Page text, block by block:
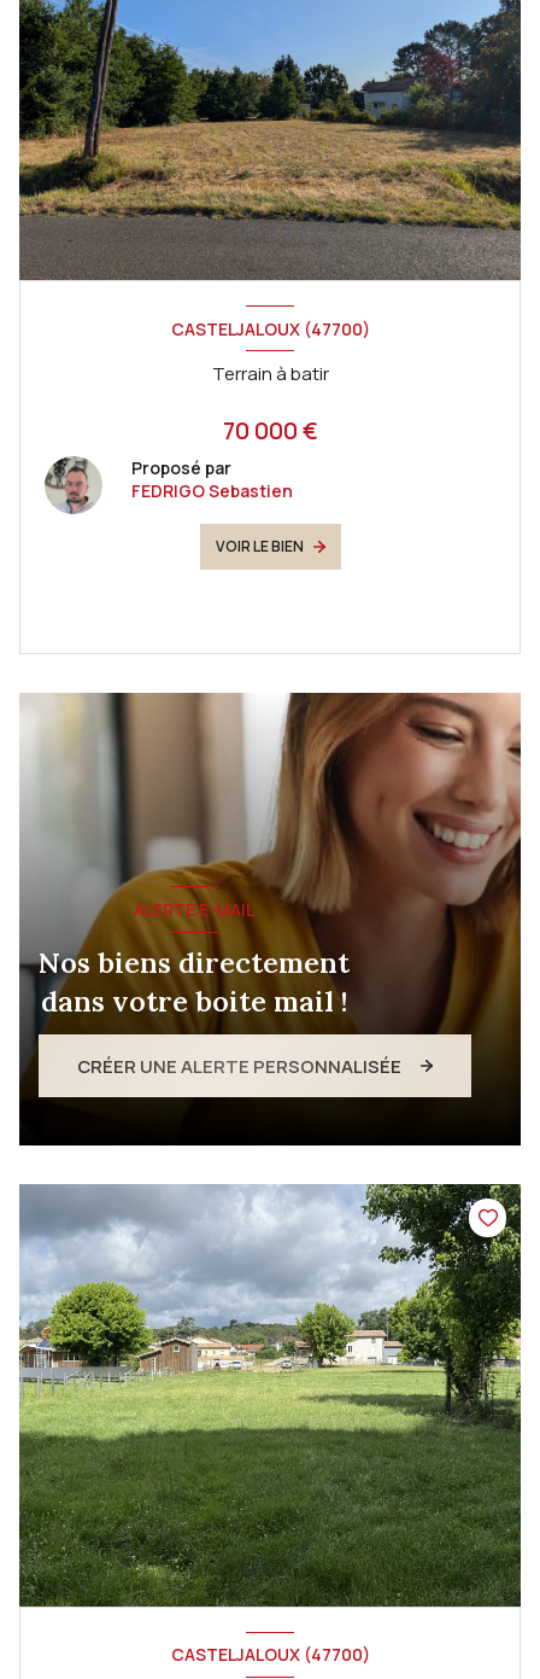
CASTELJALOUX (47700)
Terrain à batir
70 000 €
Proposé par
FEDRIGO Sebastien
VOIR LE BIEN
ALERTE E-MAIL
Nos biens directement
dans votre boite mail !
CRÉER UNE ALERTE PERSONNALISÉE
CASTELJALOUX (47700)